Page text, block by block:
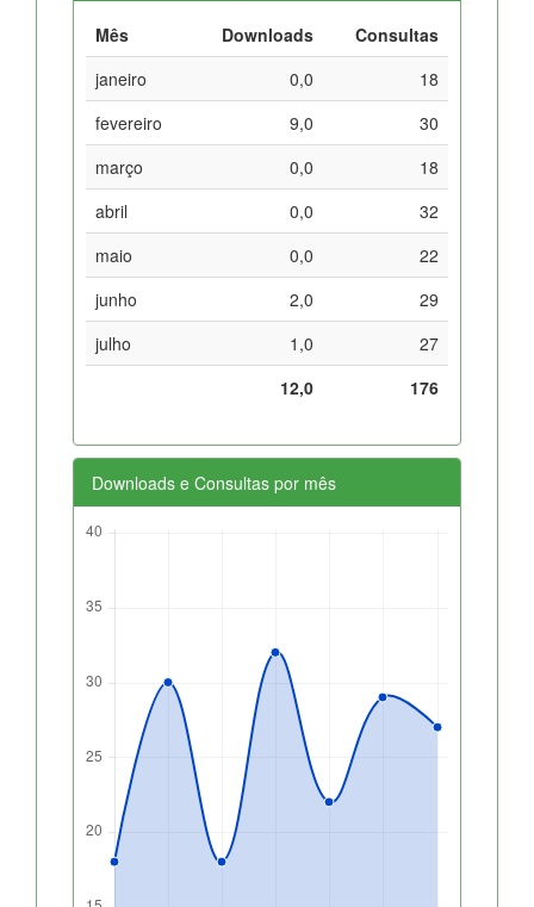
Mês Downloads
Consultas
janeiro
0,0
18
fevereiro
9,0
30
março
0,0
18
abril
0,0
32
maio
0,0
22
junho
2,0
29
julho
1,0
27
12,0
176
Downloads e Consultas por mês